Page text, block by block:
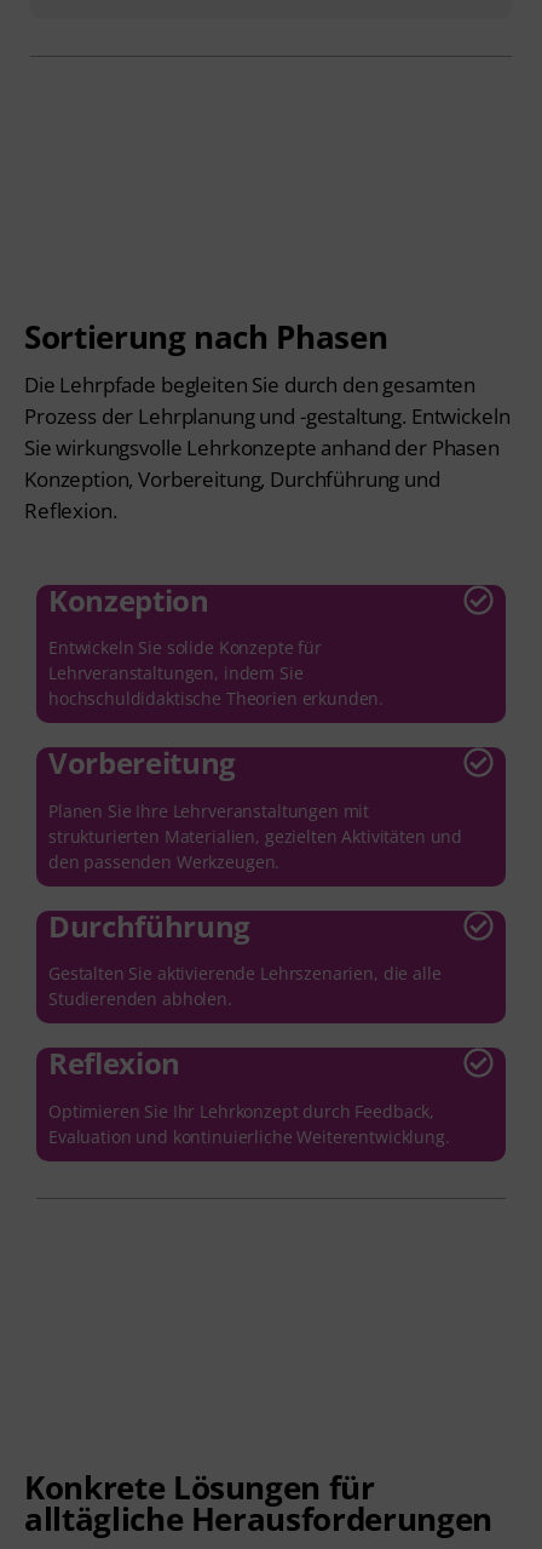
Sortierung nach Phasen
Die Lehrpfade begleiten Sie durch den gesamten
Prozess der Lehrplanung und -gestaltung. Entwickeln
Sie wirkungsvolle Lehrkonzepte anhand der Phasen
Konzeption, Vorbereitung, Durchführung und
Reflexion.
Konzeption
Entwickeln Sie solide Konzepte für
Lehrveranstaltungen, indem Sie
hochschuldidaktische Theorien erkunden.
Vorbereitung
Planen Sie Ihre Lehrveranstaltungen mit
strukturierten Materialien, gezielten Aktivitäten und
den passenden Werkzeugen.
Durchführung
Gestalten Sie aktivierende Lehrszenarien, die alle
Studierenden abholen.
Reflexion
Optimieren Sie Ihr Lehrkonzept durch Feedback,
Evaluation und kontinuierliche Weiterentwicklung.
Konkrete Lösungen für
alltägliche Herausforderungen